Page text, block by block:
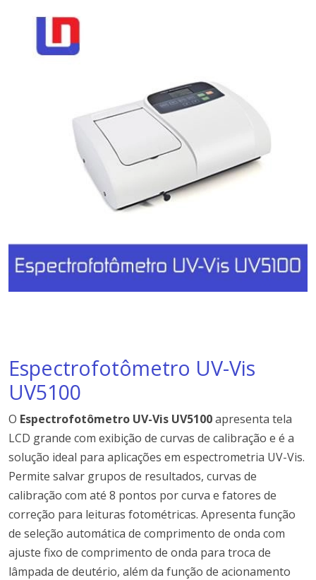
Espectrofotômetro UV-Vis
UV5100
O Espectrofotômetro UV-Vis UV5100apresenta tela
LCD grande com exibição de curvas de calibração e é a
solução ideal para aplicações em espectrometria UV-Vis.
Permite salvar grupos de resultados, curvas de
calibração com até 8 pontos por curva e fatores de
correção para leituras fotométricas. Apresenta função
de seleção automática de comprimento de onda com
ajuste fixo de comprimento de onda para troca de
lâmpada de deutério, além da função de acionamento